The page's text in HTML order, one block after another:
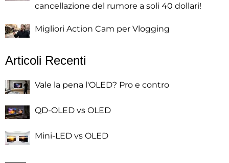
cancellazione del rumore a soli 40 dollari!
Migliori Action Cam per Vlogging
Articoli Recenti
Vale la pena l'OLED? Pro e contro
QD-OLED vs OLED
Mini-LED vs OLED